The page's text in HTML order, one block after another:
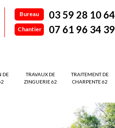
Bureau 03 59 28 10 64
Chantier 07 61 96 34 39
DE
TRAVAUX DE
ZINGUERIE 62
TRAITEMENT DE
CHARPENTE 62